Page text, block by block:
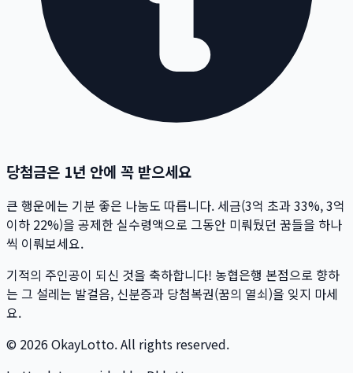
당첨금은 1년 안에 꼭 받으세요
큰 행운에는 기분 좋은 나눔도 따릅니다. 세금(3억 초과 33%, 3억
이하 22%)을 공제한 실수령액으로 그동안 미뤄뒀던 꿈들을 하나
씩 이뤄보세요.
기적의 주인공이 되신 것을 축하합니다! 농협은행 본점으로 향하
는 그 설레는 발걸음, 신분증과 당첨복권(꿈의 열쇠)을 잊지 마세
요.
© 2026 OkayLotto. All rights reserved.